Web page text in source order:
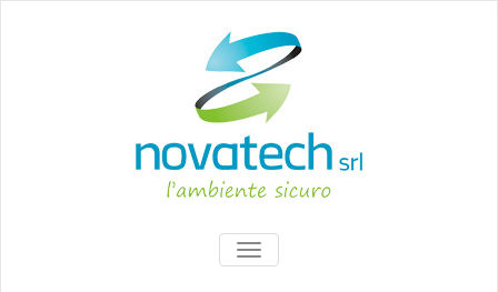
TOGGLE
NAVIGATION